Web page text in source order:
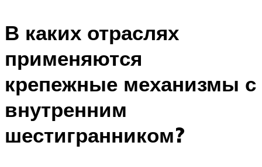
В каких отраслях
применяются
крепежные механизмы с
внутренним
шестигранником?